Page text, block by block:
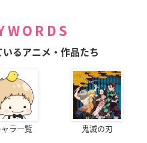
るアニメ・作品たち
ラ一覧 鬼滅の刃